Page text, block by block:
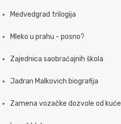
Medvedgrad trilogija
Mleko u prahu - posno?
Zajednica saobraćajnih škola
Jadran Malkovich biografija
Zamena vozačke dozvole od kuće